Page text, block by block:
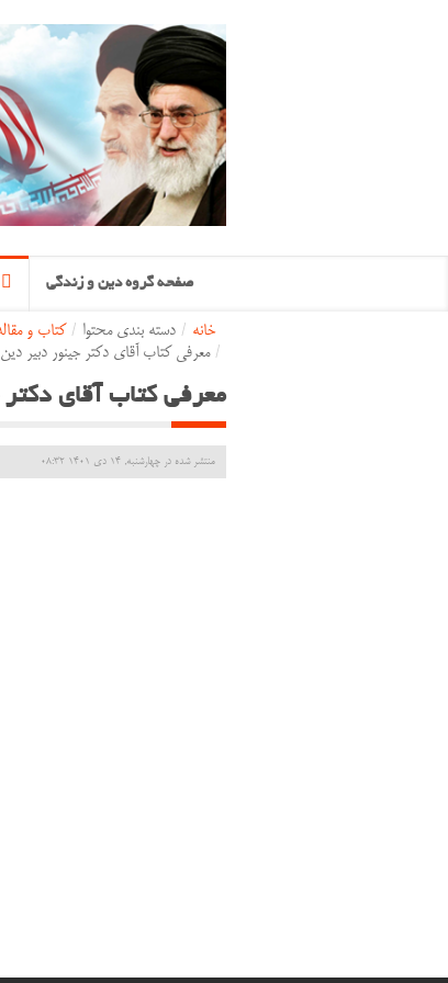
صفحه گروه دین و زندگی
خانه / دسته بندی محتوا / کتاب و
/ معرفی کتاب آقای دکتر جینور دبیر
معرفی کتاب آقای
منتشر شده در چهارشنبه, 14 دی 1401 08:32